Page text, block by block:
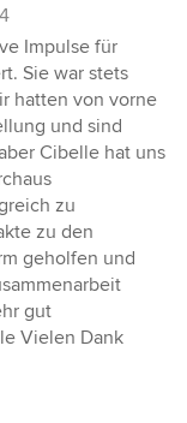
Impulse für
Sie war stets
hatten von vorne
und sind
Cibelle hat uns
zu
zu den
geholfen und
gut
Vielen Dank